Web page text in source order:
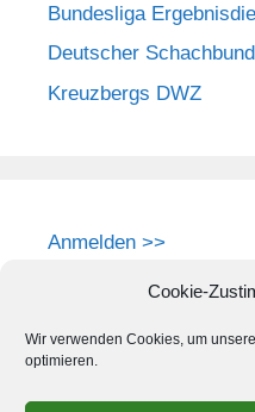
Cookie-
Wir verwenden Cookies, um
optimieren.
Bundesliga
Deutscher Schachbund
Kreuzbergs DWZ
Anmelden >>